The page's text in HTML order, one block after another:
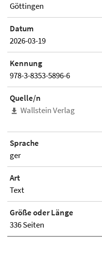
Göttingen
Datum
2026-03-19
Kennung
978-3-8353-5896-6
Quelle/n
Wallstein Verlag
Sprache
ger
Art
Text
Größe oder Länge
336 Seiten